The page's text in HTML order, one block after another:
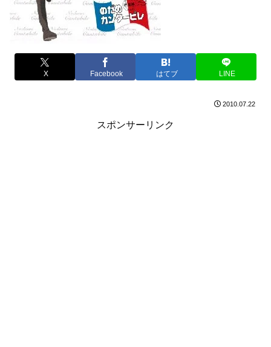
X Facebook はてブ LINE
2010.07.22
スポンサーリンク